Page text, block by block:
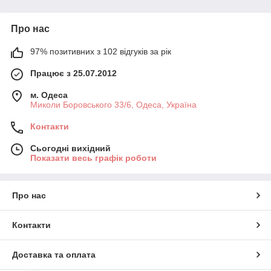
Про нас
97% позитивних з 102 відгуків за рік
Працює з 25.07.2012
м. Одеса
Миколи Боровського 33/6, Одеса, Україна
Контакти
Сьогодні вихідний
Показати весь графік роботи
Про нас
Контакти
Доставка та оплата